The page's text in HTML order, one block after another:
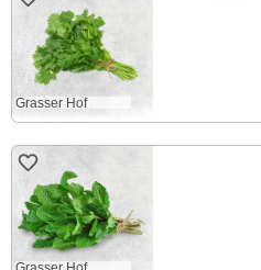
Grasser Hof